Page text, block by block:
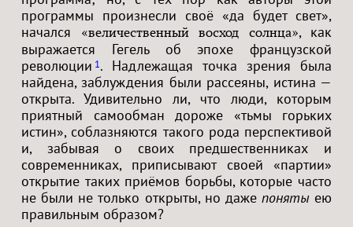
программы произнесли своё «да будет свет»,
начался
«величественный восход солнца», как
выражается Гегель об эпохе французской
революции 1. Надлежащая точка зрения была
найдена, заблуждения были рассеяны, истина —
открыта. Удивительно ли, что люди, которым
приятный самообман дороже «тьмы горьких
истин», соблазняются такого рода перспективой
и, забывая о своих предшественниках и
современниках, приписывают своей «партии»
открытие таких приёмов борьбы, которые часто
не были не только открыты, но даже понятыею
правильным образом?